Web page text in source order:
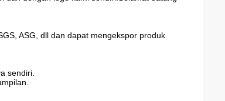
ASG, dll dan dapat mengekspor produk
sendiri.